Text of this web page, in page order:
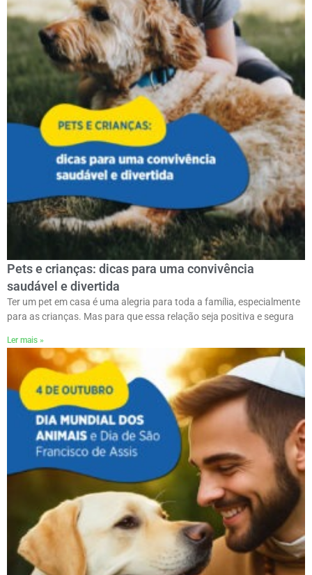
Pets e crianças: dicas para uma convivência
saudável e divertida
Ter um pet em casa é uma alegria para toda a família, especialmente
para as crianças. Mas para que essa relação seja positiva e segura
Ler mais »